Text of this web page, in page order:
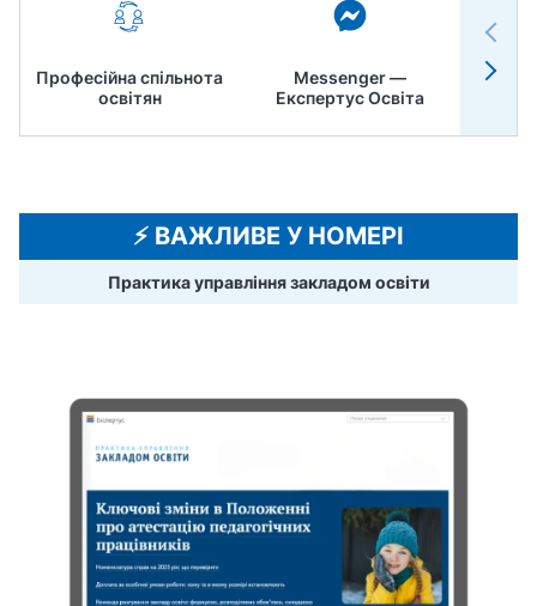
Професійна спільнота
освітян
Messenger —
Експертус Освіта
⚡️ ВАЖЛИВЕ У НОМЕРІ
Практика управління закладом освіти